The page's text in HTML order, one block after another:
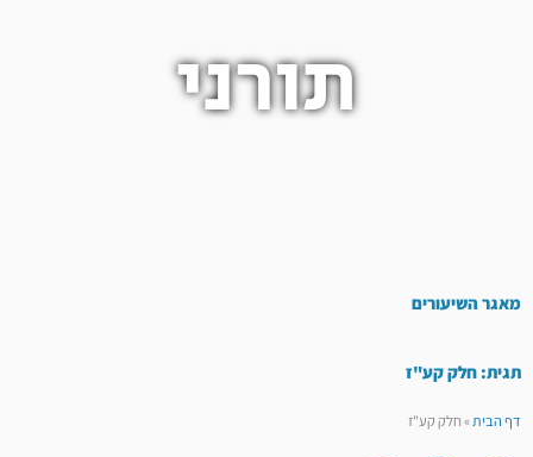
תורני
מאגר השיעורים
תגית: חלק קע"ז
דף הבית»חלק קע"ז